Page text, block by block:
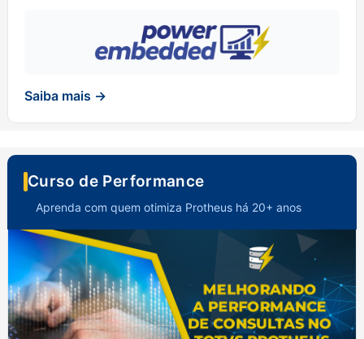
Saiba mais →
Curso de Performance
Aprenda com quem otimiza Protheus há 20+ anos